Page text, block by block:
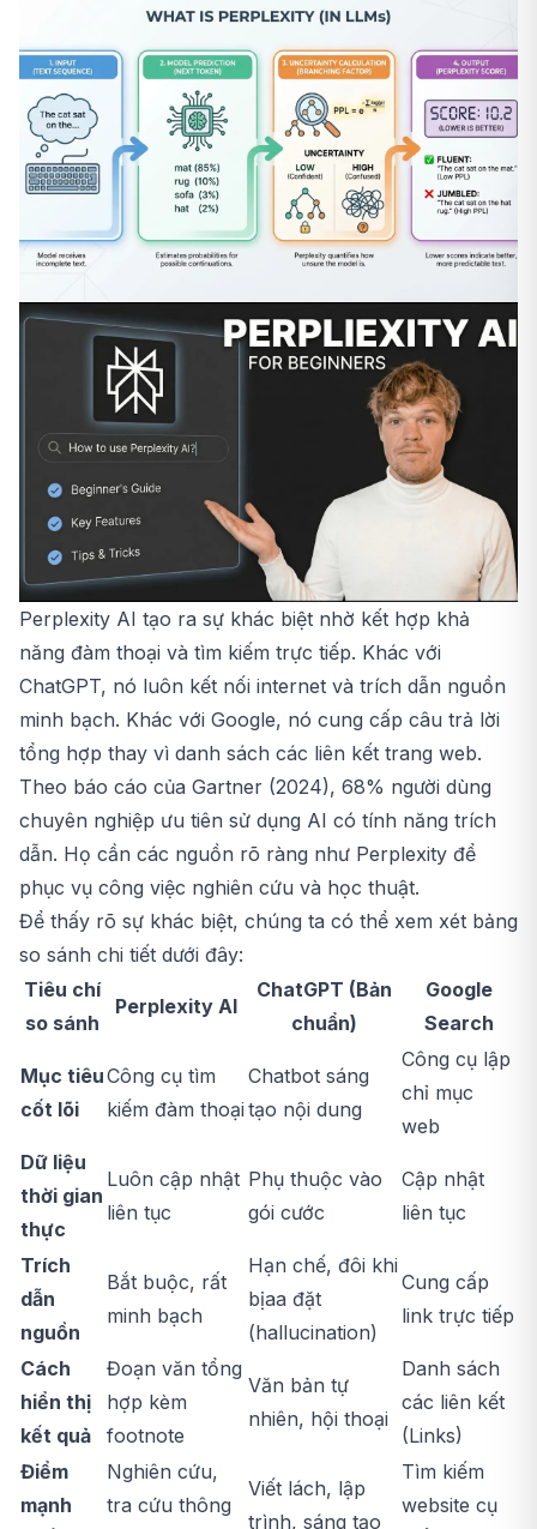
Perplexity AI tạo ra sự khác biệt nhờ kết hợp khả
năng đàm thoại và tìm kiếm trực tiếp. Khác với
ChatGPT, nó luôn kết nối internet và trích dẫn nguồn
minh bạch. Khác với Google, nó cung cấp câu trả lời
tổng hợp thay vì danh sách các liên kết trang web.
Theo báo cáo của Gartner (2024), 68% người dùng
chuyên nghiệp ưu tiên sử dụng AI có tính năng trích
dẫn. Họ cần các nguồn rõ ràng như Perplexity để
phục vụ công việc nghiên cứu và học thuật.
Để thấy rõ sự khác biệt, chúng ta có thể xem xét bảng
so sánh chi tiết dưới đây:
Tiêu chí
so sánh
Perplexity AI
ChatGPT (Bản
chuẩn)
Google
Search
Mục tiêu
cốt lõi
Công cụ tìm
kiếm đàm thoại
Chatbot sáng
tạo nội dung
Công cụ lập
chỉ mục
web
Dữ liệu
thời gian
thực
Luôn cập nhật
liên tục
Phụ thuộc vào
gói cước
Cập nhật
liên tục
Trích
dẫn
nguồn
Bắt buộc, rất
minh bạch
Hạn chế, đôi khi
bịaa đặt
(hallucination)
Cung cấp
link trực tiếp
Cách
hiển thị
kết quả
Đoạn văn tổng
hợp kèm
footnote
Văn bản tự
nhiên, hội thoại
Danh sách
các liên kết
(Links)
Điểm
mạnh
Nghiên cứu,
tra cứu thông
Viết lách, lập
trình, sáng tạo
Tìm kiếm
website cụ